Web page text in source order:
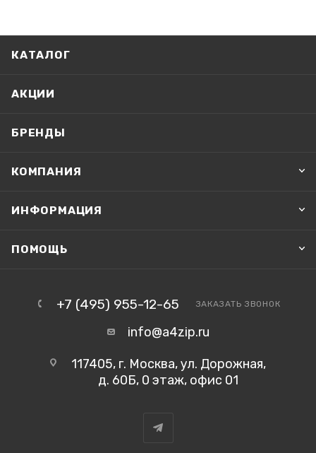
КАТАЛОГ
АКЦИИ
БРЕНДЫ
КОМПАНИЯ
ИНФОРМАЦИЯ
ПОМОЩЬ
+7 (495) 955-12-65 ЗАКАЗАТЬ ЗВОНОК
info@a4zip.ru
117405, г. Москва, ул. Дорожная,
д. 60Б, 0 этаж, офис 01